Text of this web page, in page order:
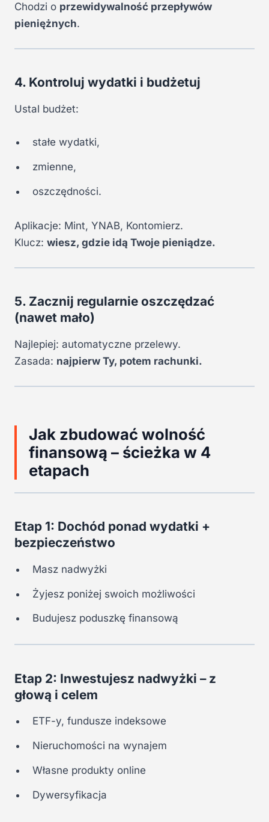
Chodzi o przewidywalność przepływów
pieniężnych.
4. Kontroluj wydatki i budżetuj
Ustal budżet:
stałe wydatki,
zmienne,
oszczędności.
Aplikacje: Mint, YNAB, Kontomierz.
Klucz: wiesz, gdzie idą Twoje pieniądze.
5. Zacznij regularnie oszczędzać
(nawet mało)
Najlepiej: automatyczne przelewy.
Zasada: najpierw Ty, potem rachunki.
Jak zbudować wolność
finansową – ścieżka w 4
etapach
Etap 1: Dochód ponad wydatki +
bezpieczeństwo
Masz nadwyżki
Żyjesz poniżej swoich możliwości
Budujesz poduszkę finansową
Etap 2: Inwestujesz nadwyżki – z
głową i celem
ETF-y, fundusze indeksowe
Nieruchomości na wynajem
Własne produkty online
Dywersyfikacja